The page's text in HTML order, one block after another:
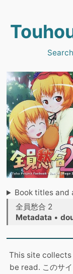
Search
Book titles and
全員愁合 2
Metadata •
This site
be read. このサ